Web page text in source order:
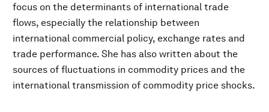
focus on the determinants of international trade
flows, especially the relationship between
international commercial policy, exchange rates and
trade performance. She has also written about the
sources of fluctuations in commodity prices and the
international transmission of commodity price shocks.